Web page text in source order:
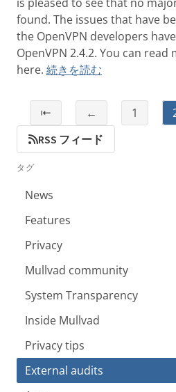
found. The issues that have
the OpenVPN developers
OpenVPN 2.4.2. You can
here. 続きを読む
⇤ ← 1
RSS フィード
タグ
News
Features
Privacy
Mullvad community
System Transparency
Inside Mullvad
Privacy tips
External audits